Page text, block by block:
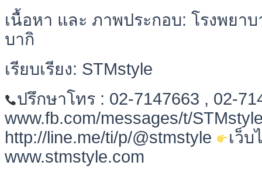
เนื้อหา และ ภาพประกอบ: โรงพยา
บากิ
เรียบเรียง: STMstyle
ปรึกษาโทร : 02-7147663 , 02-
www.fb.com/messages/t/
http://line.me/ti/p/@stmstyle
เว็บ
www.stmstyle.com